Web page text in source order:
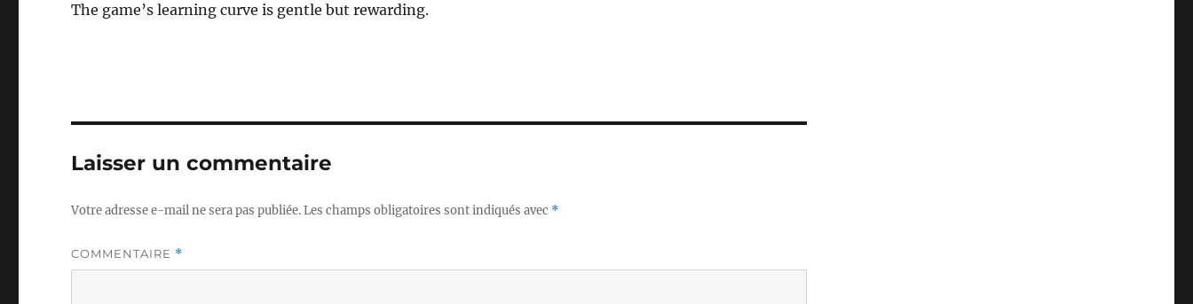
The game’s learning curve is gentle but rewarding.
Laisser un commentaire
Votre adresse e-mail ne sera pas publiée.Les champs obligatoires sont indiqués avec *
COMMENTAIRE *